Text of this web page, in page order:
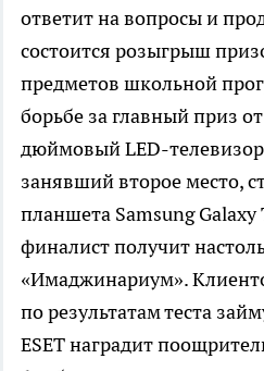
ответит на вопросы и
состоится розыгрыш
предметов школьной
борьбе за главный приз
дюймовый LED-
занявший второе место,
планшета Samsung Galaxy
финалист получит
«Имаджинариум».
по результатам теста
ESET наградит